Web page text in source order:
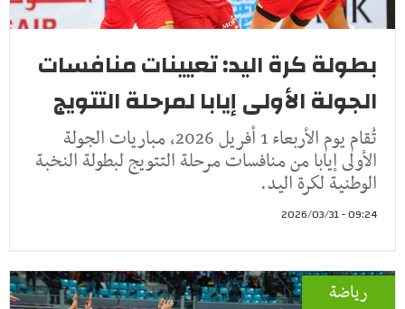
بطولة كرة اليد: تعيينات منافسات
الجولة الأولى إيابا لمرحلة التتويج
تُقام يوم الأربعاء 1 أفريل 2026، مباريات الجولة
الأولى إيابا من منافسات مرحلة التتويج لبطولة النخبة
الوطنية لكرة اليد.
09:24 - 2026/03/31
رياضة